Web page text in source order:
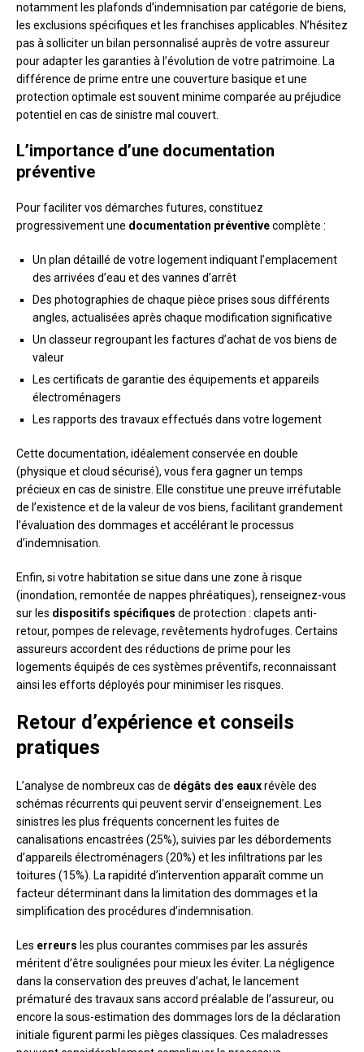
notamment les plafonds d’indemnisation par catégorie de biens,
les exclusions spécifiques et les franchises applicables. N’hésitez
pas à solliciter un bilan personnalisé auprès de votre assureur
pour adapter les garanties à l’évolution de votre patrimoine. La
différence de prime entre une couverture basique et une
protection optimale est souvent minime comparée au préjudice
potentiel en cas de sinistre mal couvert.
L’importance d’une documentation
préventive
Pour faciliter vos démarches futures, constituez
progressivement une documentation préventivecomplète :
Un plan détaillé de votre logement indiquant l’emplacement
des arrivées d’eau et des vannes d’arrêt
Des photographies de chaque pièce prises sous différents
angles, actualisées après chaque modification significative
Un classeur regroupant les factures d’achat de vos biens de
valeur
Les certificats de garantie des équipements et appareils
électroménagers
Les rapports des travaux effectués dans votre logement
Cette documentation, idéalement conservée en double
(physique et cloud sécurisé), vous fera gagner un temps
précieux en cas de sinistre. Elle constitue une preuve irréfutable
de l’existence et de la valeur de vos biens, facilitant grandement
l’évaluation des dommages et accélérant le processus
d’indemnisation.
Enfin, si votre habitation se situe dans une zone à risque
(inondation, remontée de nappes phréatiques), renseignez-vous
sur les dispositifs spécifiques de protection : clapets anti-
retour, pompes de relevage, revêtements hydrofuges. Certains
assureurs accordent des réductions de prime pour les
logements équipés de ces systèmes préventifs, reconnaissant
ainsi les efforts déployés pour minimiser les risques.
Retour d’expérience et conseils
pratiques
L’analyse de nombreux cas de dégâts des eauxrévèle des
schémas récurrents qui peuvent servir d’enseignement. Les
sinistres les plus fréquents concernent les fuites de
canalisations encastrées (25%), suivies par les débordements
d’appareils électroménagers (20%) et les infiltrations par les
toitures (15%). La rapidité d’intervention apparaît comme un
facteur déterminant dans la limitation des dommages et la
simplification des procédures d’indemnisation.
Les erreurs les plus courantes commises par les assurés
méritent d’être soulignées pour mieux les éviter. La négligence
dans la conservation des preuves d’achat, le lancement
prématuré des travaux sans accord préalable de l’assureur, ou
encore la sous-estimation des dommages lors de la déclaration
initiale figurent parmi les pièges classiques. Ces maladresses